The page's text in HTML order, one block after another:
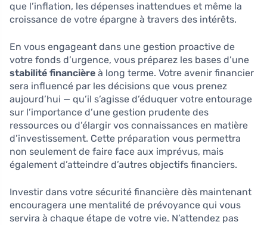
que l’inflation, les dépenses inattendues et même la
croissance de votre épargne à travers des intérêts.
En vous engageant dans une gestion proactive de
votre fonds d’urgence, vous préparez les bases d’une
stabilité financière à long terme. Votre avenir financier
sera influencé par les décisions que vous prenez
aujourd’hui — qu’il s’agisse d’éduquer votre entourage
sur l’importance d’une gestion prudente des
ressources ou d’élargir vos connaissances en matière
d’investissement. Cette préparation vous permettra
non seulement de faire face aux imprévus, mais
également d’atteindre d’autres objectifs financiers.
Investir dans votre sécurité financière dès maintenant
encouragera une mentalité de prévoyance qui vous
servira à chaque étape de votre vie. N’attendez pas